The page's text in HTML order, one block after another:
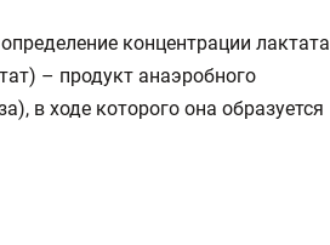
концентрации лактата
– продукт анаэробного
в ходе которого она образуется